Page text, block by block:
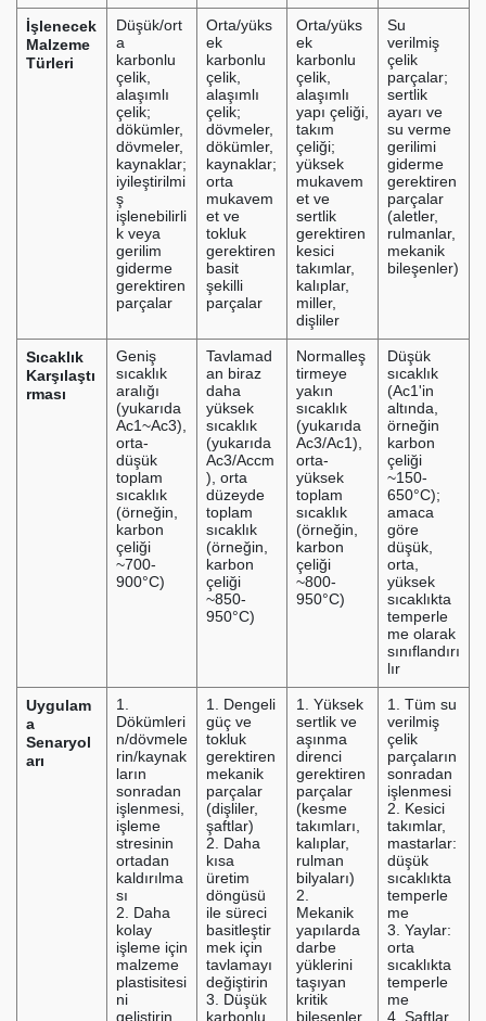
İşlenecek
Malzeme
Türleri
Düşük/ort
a
karbonlu
çelik,
alaşımlı
çelik;
dökümler,
dövmeler,
kaynaklar;
iyileştirilmi
ş
işlenebilirli
k veya
gerilim
giderme
gerektiren
parçalar
Orta/yüks
ek
karbonlu
çelik,
alaşımlı
çelik;
dövmeler,
dökümler,
kaynaklar;
orta
mukavem
et ve
tokluk
gerektiren
basit
şekilli
parçalar
Orta/yüks
ek
karbonlu
çelik,
alaşımlı
yapı çeliği,
takım
çeliği;
yüksek
mukavem
et ve
sertlik
gerektiren
kesici
takımlar,
kalıplar,
miller,
dişliler
Su
verilmiş
çelik
parçalar;
sertlik
ayarı ve
su verme
gerilimi
giderme
gerektiren
parçalar
(aletler,
rulmanlar,
mekanik
bileşenler)
Sıcaklık
Karşılaştı
rması
Geniş
sıcaklık
aralığı
(yukarıda
Ac1~Ac3),
orta-
düşük
toplam
sıcaklık
(örneğin,
karbon
çeliği
~700-
900°C)
Tavlamad
an biraz
daha
yüksek
sıcaklık
(yukarıda
Ac3/Accm
), orta
düzeyde
toplam
sıcaklık
(örneğin,
karbon
çeliği
~850-
950°C)
Normalleş
tirmeye
yakın
sıcaklık
(yukarıda
Ac3/Ac1),
orta-
yüksek
toplam
sıcaklık
(örneğin,
karbon
çeliği
~800-
950°C)
Düşük
sıcaklık
(Ac1'in
altında,
örneğin
karbon
çeliği
~150-
650°C);
amaca
göre
düşük,
orta,
yüksek
sıcaklıkta
temperle
me olarak
sınıflandırı
lır
Uygulam
a
Senaryol
arı
1.
Dökümleri
n/dövmele
rin/kaynak
ların
sonradan
işlenmesi,
işleme
stresinin
ortadan
kaldırılma
sı
2. Daha
kolay
işleme için
malzeme
plastisitesi
ni
geliştirin
1. Dengeli
güç ve
tokluk
gerektiren
mekanik
parçalar
(dişliler,
şaftlar)
2. Daha
kısa
üretim
döngüsü
ile süreci
basitleştir
mek için
tavlamayı
değiştirin
3. Düşük
karbonlu
1. Yüksek
sertlik ve
aşınma
direnci
gerektiren
parçalar
(kesme
takımları,
kalıplar,
rulman
bilyaları)
2.
Mekanik
yapılarda
darbe
yüklerini
taşıyan
kritik
bileşenler
1. Tüm su
verilmiş
çelik
parçaların
sonradan
işlenmesi
2. Kesici
takımlar,
mastarlar:
düşük
sıcaklıkta
temperle
me
3. Yaylar:
orta
sıcaklıkta
temperle
me
4. Şaftlar,